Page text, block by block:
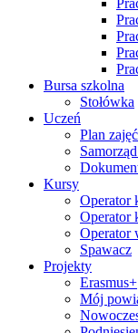
Bursa szkolna
Stołówka
Uczeń
Plan
Kursy
Operator
Operator
Operator
Spawacz
Projekty
Erasmus+
Mój